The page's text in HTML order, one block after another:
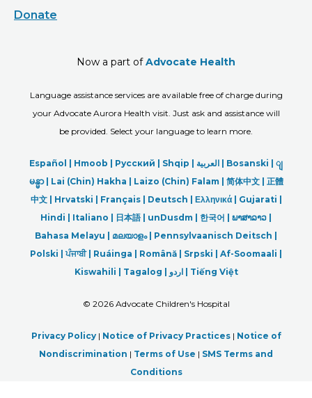
Donate
Now a part ofAdvocate Health
Language assistance services are available free of charge during
your Advocate Aurora Health visit. Just ask and assistance will
be provided. Select your language to learn more.
Español | Hmoob Русский Shqip العربیة Bosanski
ျ
မန္မာ| Lai (Chin) Hakha | Laizo (Chin) Falam | 简体中文 | 正體
中文 | Hrvatski | Français | Deutsch Ελληνικά | Gujarati |
Hindi
Italiano 日本語| unDusdm 한국어 ພາສາລາວ
Bahasa Melayu | മലയാളം| Pennsylvaanisch Deitsch |
Polski |ਪੰਜਾਬੀ| Ruáinga | Română | Srpski
Af-Soomaali |
Kiswahili | Tagalog اردو| Tiếng Việt
© 2026 Advocate Children's Hospital
Privacy Policy| Notice of Privacy Practices| Notice of
Nondiscrimination | Terms of Use | SMS Terms and
Conditions